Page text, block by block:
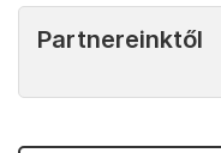
Partnereinktől